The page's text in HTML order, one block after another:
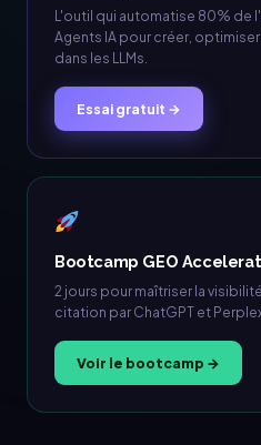
L'outil qui automatise 80% de
Agents IA pour créer,
dans les LLMs.
Essai gratuit →
Bootcamp GEO
2 jours pour maîtriser la visibilité
citation par ChatGPT et
Voir le bootcamp →